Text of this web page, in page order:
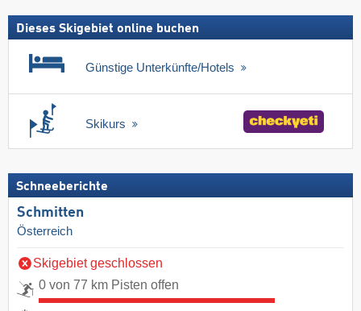
Dieses Skigebiet online buchen
Günstige Unterkünfte/Hotels
Skikurs
Schneeberichte
Schmitten
Österreich
Skigebiet geschlossen
0 von 77 km Pisten offen